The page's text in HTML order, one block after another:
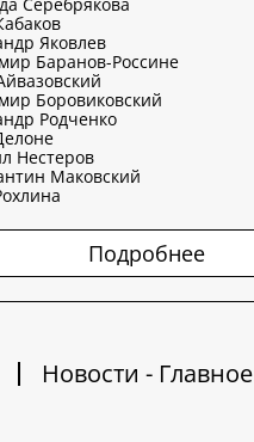
Яковлев
Баранов-Россине
Боровиковский
Родченко
Нестеров
Маковский
Подробнее
Новости - Главное